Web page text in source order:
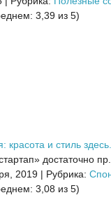
3,39 из 5)
красота и стиль здесь.
достаточно пр...
2019 | Рубрика:
3,08 из 5)